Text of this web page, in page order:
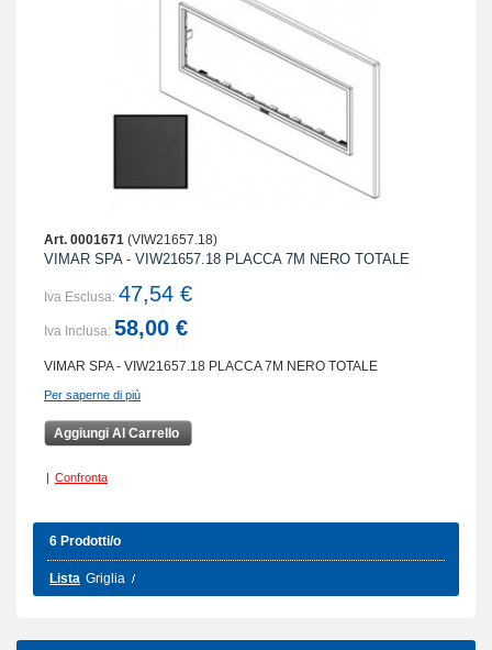
Art. 0001671 (VIW21657.18)
VIMAR SPA - VIW21657.18 PLACCA 7M NERO TOTALE
Iva Esclusa: 47,54 €
Iva Inclusa: 58,00 €
VIMAR SPA - VIW21657.18 PLACCA 7M NERO TOTALE
Per saperne di più
Aggiungi Al Carrello
| Confronta
6 Prodotti/o
Lista Griglia